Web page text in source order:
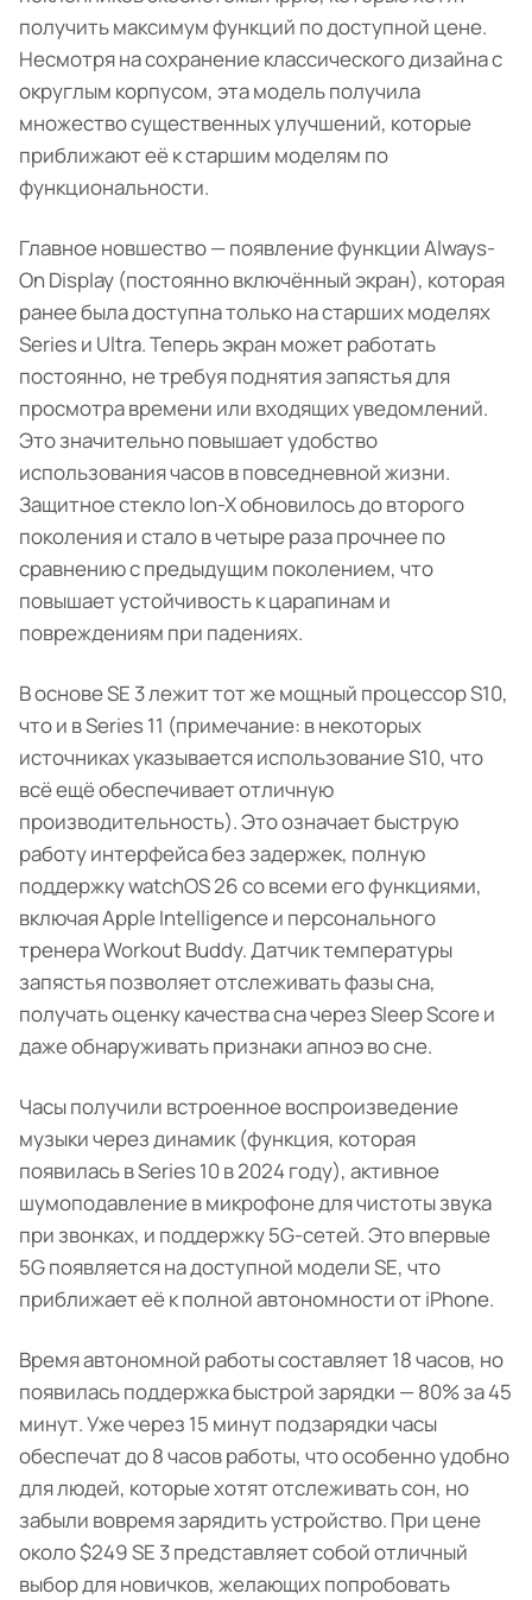
получить максимум функций по доступной цене.
Несмотря на сохранение классического дизайна с
округлым корпусом, эта модель получила
множество существенных улучшений, которые
приближают её к старшим моделям по
функциональности.
Главное новшество — появление функции Always-
On Display (постоянно включённый экран), которая
ранее была доступна только на старших моделях
Series и Ultra. Теперь экран может работать
постоянно, не требуя поднятия запястья для
просмотра времени или входящих уведомлений.
Это значительно повышает удобство
использования часов в повседневной жизни.
Защитное стекло Ion-X обновилось до второго
поколения и стало в четыре раза прочнее по
сравнению с предыдущим поколением, что
повышает устойчивость к царапинам и
повреждениям при падениях.
В основе SE 3 лежит тот же мощный процессор S10,
что и в Series 11 (примечание: в некоторых
источниках указывается использование S10, что
всё ещё обеспечивает отличную
производительность). Это означает быструю
работу интерфейса без задержек, полную
поддержку watchOS 26 со всеми его функциями,
включая Apple Intelligence и персонального
тренера Workout Buddy. Датчик температуры
запястья позволяет отслеживать фазы сна,
получать оценку качества сна через Sleep Score и
даже обнаруживать признаки апноэ во сне.
Часы получили встроенное воспроизведение
музыки через динамик (функция, которая
появилась в Series 10 в 2024 году), активное
шумоподавление в микрофоне для чистоты звука
при звонках, и поддержку 5G-сетей. Это впервые
5G появляется на доступной модели SE, что
приближает её к полной автономности от iPhone.
Время автономной работы составляет 18 часов, но
появилась поддержка быстрой зарядки — 80% за 45
минут. Уже через 15 минут подзарядки часы
обеспечат до 8 часов работы, что особенно удобно
для людей, которые хотят отслеживать сон, но
забыли вовремя зарядить устройство. При цене
около $249 SE 3 представляет собой отличный
выбор для новичков, желающих попробовать